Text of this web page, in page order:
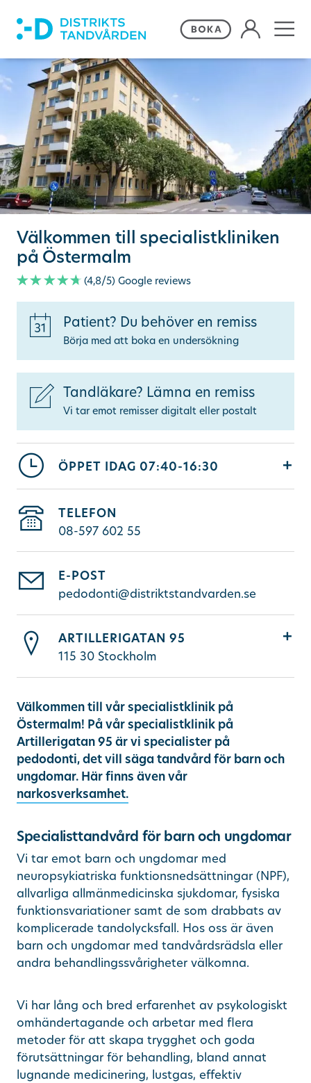
Våra behandlingar
Frågor och svar
Priser och erbjudanden
Om Distriktstandvården
Kontakta oss
Remiss
Ändra/avboka tid
Sök
Välkommen till specialistkliniken
på Östermalm
(4,8/5) Google reviews
Patient? Du behöver en remiss
Börja med att boka en undersökning
Tandläkare? Lämna en remiss
Vi tar emot remisser digitalt eller postalt
ÖPPET IDAG 07:40-16:30
TELEFON
08-597 602 55
E-POST
pedodonti@distriktstandvarden.se
ARTILLERIGATAN 95
115 30 Stockholm
Välkommen till vår specialistklinik på
Östermalm! På vår specialistklinik på
Artillerigatan 95 är vi specialister på
pedodonti, det vill säga tandvård för barn och
ungdomar. Här finns även vår
narkosverksamhet.
Specialisttandvård för barn och ungdomar
Vi tar emot barn och ungdomar med
neuropsykiatriska funktionsnedsättningar (NPF),
allvarliga allmänmedicinska sjukdomar, fysiska
funktionsvariationer samt de som drabbats av
komplicerade tandolycksfall. Hos oss är även
barn och ungdomar med tandvårdsrädsla eller
andra behandlingssvårigheter välkomna.
Vi har lång och bred erfarenhet av psykologiskt
omhändertagande och arbetar med flera
metoder för att skapa trygghet och goda
förutsättningar för behandling, bland annat
lugnande medicinering, lustgas, effektiv